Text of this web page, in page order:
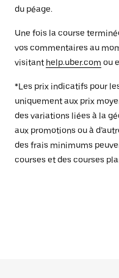
du péage.
Une fois la course
vos commentaires au
visitant help.uber.com ou
*Les prix indicatifs pour
uniquement aux prix
des variations liées à la
aux promotions ou à
des frais minimums
courses et des courses